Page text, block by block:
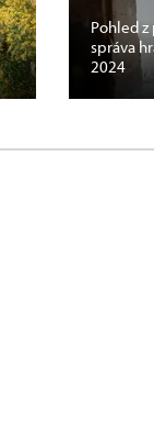
Pohled
správa
2024